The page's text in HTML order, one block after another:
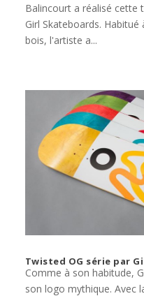
Balincourt a réalisé cette
Girl Skateboards.
bois, l'artiste a...
Twisted OG série par
Comme à son habitude,
son logo mythique. Avec